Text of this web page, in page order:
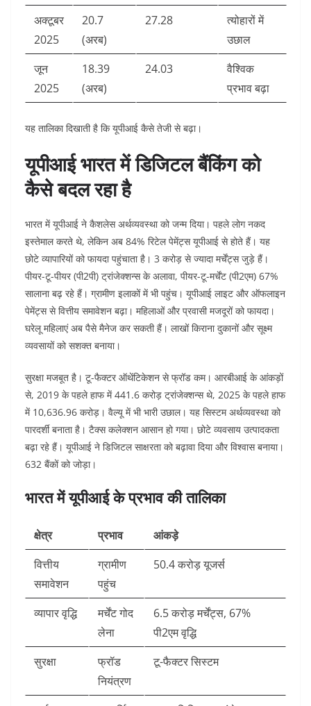
अक्टूबर
2025
20.7
(अरब)
27.28
त्योहारों में
उछाल ​
जून
2025
18.39
(अरब)
24.03
वैश्विक
प्रभाव बढ़ा ​
यह तालिका दिखाती है कि यूपीआई कैसे तेजी से बढ़ा।​
यूपीआई भारत में डिजिटल बैंकिंग को
कैसे बदल रहा है
भारत में यूपीआई ने कैशलेस अर्थव्यवस्था को जन्म दिया। पहले लोग नकद
इस्तेमाल करते थे, लेकिन अब 84% रिटेल पेमेंट्स यूपीआई से होते हैं। यह
छोटे व्यापारियों को फायदा पहुंचाता है। 3 करोड़ से ज्यादा मर्चेंट्स जुड़े हैं।
पीयर-टू-पीयर (पी2पी) ट्रांजेक्शन्स के अलावा, पीयर-टू-मर्चेंट (पी2एम) 67%
सालाना बढ़ रहे हैं। ग्रामीण इलाकों में भी पहुंच। यूपीआई लाइट और ऑफलाइन
पेमेंट्स से वित्तीय समावेशन बढ़ा। महिलाओं और प्रवासी मजदूरों को फायदा।
घरेलू महिलाएं अब पैसे मैनेज कर सकती हैं। लाखों किराना दुकानों और सूक्ष्म
व्यवसायों को सशक्त बनाया।​
सुरक्षा मजबूत है। टू-फैक्टर ऑथेंटिकेशन से फ्रॉड कम। आरबीआई के आंकड़ों
से, 2019 के पहले हाफ में 441.6 करोड़ ट्रांजेक्शन्स थे, 2025 के पहले हाफ
में 10,636.96 करोड़। वैल्यू में भी भारी उछाल। यह सिस्टम अर्थव्यवस्था को
पारदर्शी बनाता है। टैक्स कलेक्शन आसान हो गया। छोटे व्यवसाय उत्पादकता
बढ़ा रहे हैं। यूपीआई ने डिजिटल साक्षरता को बढ़ावा दिया और विश्वास बनाया।
632 बैंकों को जोड़ा।​
भारत में यूपीआई के प्रभाव की तालिका
क्षेत्र प्रभाव
आंकड़े
वित्तीय
समावेशन
ग्रामीण
पहुंच
50.4 करोड़ यूजर्स ​
व्यापार वृद्धि
मर्चेंट गोद
लेना
6.5 करोड़ मर्चेंट्स, 67%
पी2एम वृद्धि ​
सुरक्षा
फ्रॉड
नियंत्रण
टू-फैक्टर सिस्टम ​